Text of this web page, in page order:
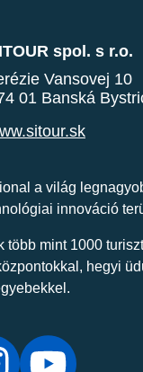
spol. s r.o.
Vansovej 10
01 Banská
a világ
innováció
több mint 1000
hegyi